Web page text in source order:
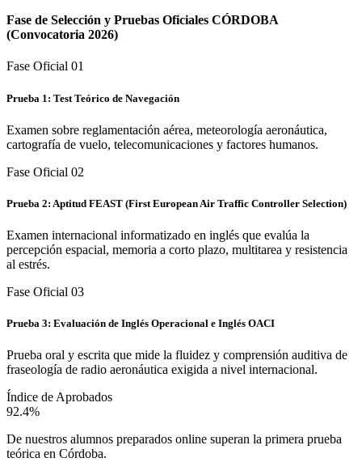
Fase de Selección y Pruebas Oficiales CÓRDOBA
(Convocatoria 2026)
Fase Oficial 01
Prueba 1: Test Teórico de Navegación
Examen sobre reglamentación aérea, meteorología aeronáutica,
cartografía de vuelo, telecomunicaciones y factores humanos.
Fase Oficial 02
Prueba 2: Aptitud FEAST (First European Air Traffic Controller Selection)
Examen internacional informatizado en inglés que evalúa la
percepción espacial, memoria a corto plazo, multitarea y resistencia
al estrés.
Fase Oficial 03
Prueba 3: Evaluación de Inglés Operacional e Inglés OACI
Prueba oral y escrita que mide la fluidez y comprensión auditiva de
fraseología de radio aeronáutica exigida a nivel internacional.
Índice de Aprobados
92.4%
De nuestros alumnos preparados online superan la primera prueba
teórica en Córdoba.